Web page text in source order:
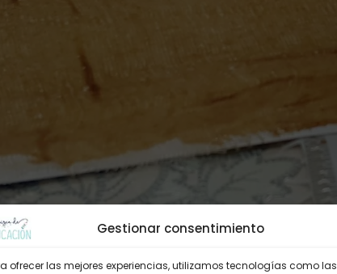
Gestionar consentimiento
ofrecer las mejores experiencias, utilizamos tecnologías como las